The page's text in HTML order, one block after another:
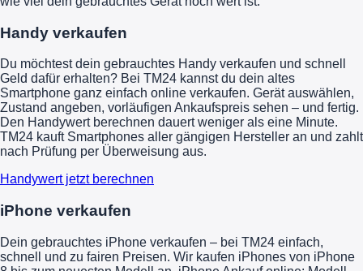
Handy verkaufen
Du möchtest dein gebrauchtes Handy verkaufen und schnell
Geld dafür erhalten? Bei TM24 kannst du dein altes
Smartphone ganz einfach online verkaufen. Gerät auswählen,
Zustand angeben, vorläufigen Ankaufspreis sehen – und fertig.
Den Handywert berechnen dauert weniger als eine Minute.
TM24 kauft Smartphones aller gängigen Hersteller an und zahlt
nach Prüfung per Überweisung aus.
Handywert jetzt berechnen
iPhone verkaufen
Dein gebrauchtes iPhone verkaufen – bei TM24 einfach,
schnell und zu fairen Preisen. Wir kaufen iPhones von iPhone